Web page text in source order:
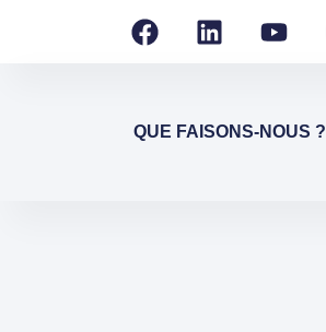
QUE FAISONS-NOUS ?